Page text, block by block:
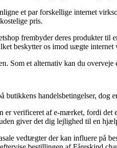
et par forskellige internet
pris.
frembyder deres produkter til
beskytter os imod uægte internet
Som et alternativ kan du
butikkens handelsbetingelser, dog
verificeret af e-mærket, fordi
giver det dig lejlighed til en
vedtægter der kan influere